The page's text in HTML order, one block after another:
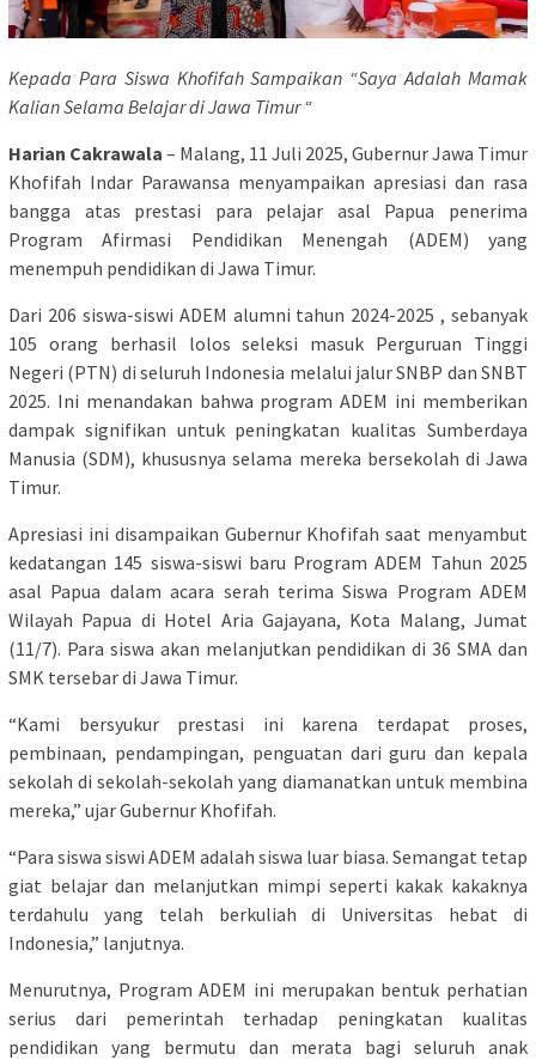
Kepada Para Siswa Khofifah Sampaikan “Saya Adalah Mamak
Kalian Selama Belajar di Jawa Timur “
Harian Cakrawala – Malang, 11 Juli 2025, Gubernur Jawa Timur
Khofifah Indar Parawansa menyampaikan apresiasi dan rasa
bangga atas prestasi para pelajar asal Papua penerima
Program Afirmasi Pendidikan Menengah (ADEM) yang
menempuh pendidikan di Jawa Timur.
Dari 206 siswa-siswi ADEM alumni tahun 2024-2025 , sebanyak
105 orang berhasil lolos seleksi masuk Perguruan Tinggi
Negeri (PTN) di seluruh Indonesia melalui jalur SNBP dan SNBT
2025. Ini menandakan bahwa program ADEM ini memberikan
dampak signifikan untuk peningkatan kualitas Sumberdaya
Manusia (SDM), khususnya selama mereka bersekolah di Jawa
Timur.
Apresiasi ini disampaikan Gubernur Khofifah saat menyambut
kedatangan 145 siswa-siswi baru Program ADEM Tahun 2025
asal Papua dalam acara serah terima Siswa Program ADEM
Wilayah Papua di Hotel Aria Gajayana, Kota Malang, Jumat
(11/7). Para siswa akan melanjutkan pendidikan di 36 SMA dan
SMK tersebar di Jawa Timur.
“Kami bersyukur prestasi ini karena terdapat proses,
pembinaan, pendampingan, penguatan dari guru dan kepala
sekolah di sekolah-sekolah yang diamanatkan untuk membina
mereka,” ujar Gubernur Khofifah.
“Para siswa siswi ADEM adalah siswa luar biasa. Semangat tetap
giat belajar dan melanjutkan mimpi seperti kakak kakaknya
terdahulu yang telah berkuliah di Universitas hebat di
Indonesia,” lanjutnya.
Menurutnya, Program ADEM ini merupakan bentuk perhatian
serius dari pemerintah terhadap peningkatan kualitas
pendidikan yang bermutu dan merata bagi seluruh anak